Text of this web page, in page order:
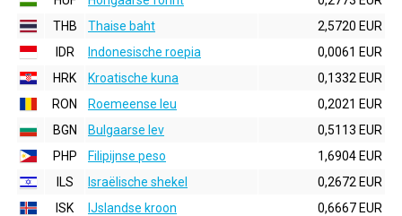
THB
Thaise baht
2,5720 EUR
IDR
Indonesische roepia
0,0061 EUR
HRK
Kroatische kuna
0,1332 EUR
RON
Roemeense leu
0,2021 EUR
BGN
Bulgaarse lev
0,5113 EUR
PHP
Filipijnse peso
1,6904 EUR
ILS
Israëlische shekel
0,2672 EUR
ISK
IJslandse kroon
0,6667 EUR